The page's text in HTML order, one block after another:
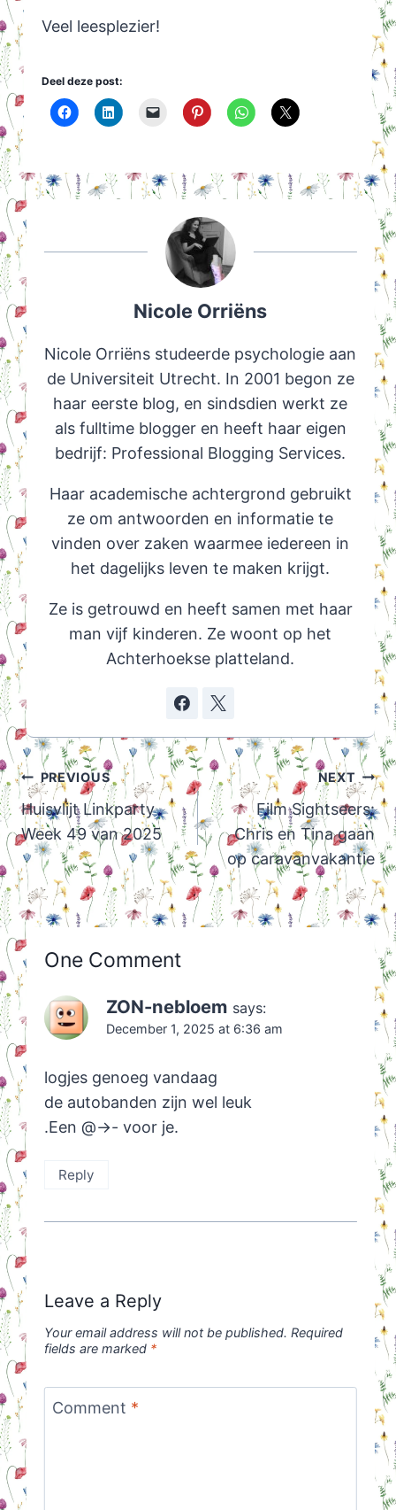
Veel leesplezier!
Deel deze post:
Nicole Orriëns
Nicole Orriëns studeerde psychologie aan
de Universiteit Utrecht. In 2001 begon ze
haar eerste blog, en sindsdien werkt ze
als fulltime blogger en heeft haar eigen
bedrijf: Professional Blogging Services.
Haar academische achtergrond gebruikt
ze om antwoorden en informatie te
vinden over zaken waarmee iedereen in
het dagelijks leven te maken krijgt.
Ze is getrouwd en heeft samen met haar
man vijf kinderen. Ze woont op het
Achterhoekse platteland.
Post
navigation
PREVIOUS
Huisvlijt Linkparty
Week 49 van 2025
NEXT
Film Sightseers:
Chris en Tina gaan
op caravanvakantie
One Comment
ZON-nebloem says:
December 1, 2025 at 6:36 am
logjes genoeg vandaag
de autobanden zijn wel leuk
.Een @->- voor je.
Reply
Leave a Reply
Your email address will not be published. Required
fields are marked *
Comment *